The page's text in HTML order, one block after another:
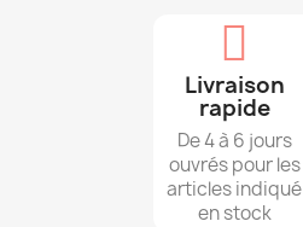
Livraison
rapide
De 4 à 6 jours
ouvrés pour les
articles indiqué
en stock